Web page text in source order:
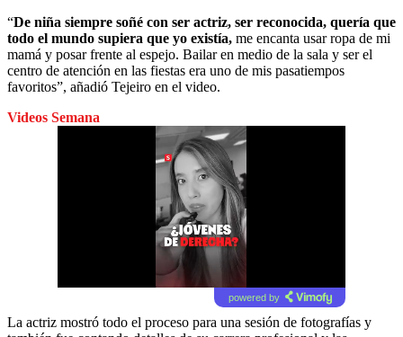
“De niña siempre soñé con ser actriz, ser reconocida, quería que
todo el mundo supiera que yo existía, me encanta usar ropa de mi
mamá y posar frente al espejo. Bailar en medio de la sala y ser el
centro de atención en las fiestas era uno de mis pasatiempos
favoritos”, añadió Tejeiro en el video.
Videos Semana
powered by
La actriz mostró todo el proceso para una sesión de fotografías y